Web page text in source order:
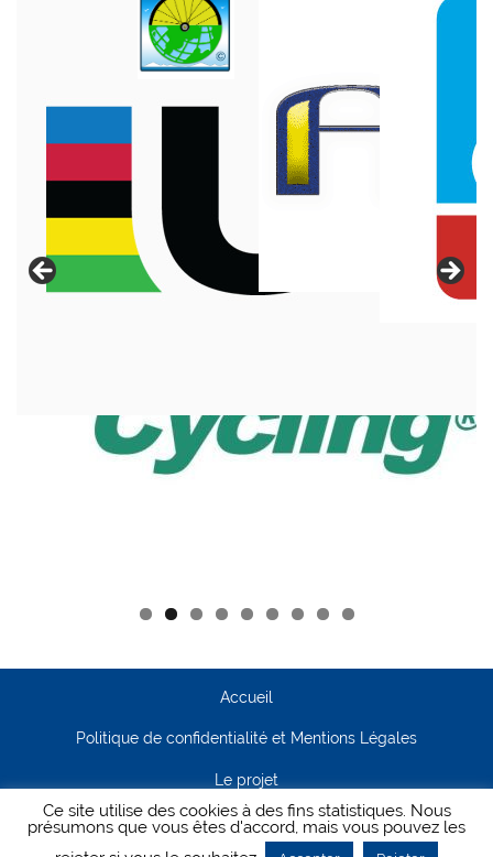
Accueil
Politique de confidentialité et Mentions Légales
Le projet
Contact
Ce site utilise des cookies à des fins statistiques. Nous
présumons que vous êtes d'accord, mais vous pouvez les